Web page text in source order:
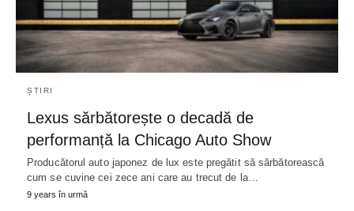
ȘTIRI
Lexus sărbătorește o decadă de
performanță la Chicago Auto Show
Producătorul auto japonez de lux este pregătit să sărbătorească
cum se cuvine cei zece ani care au trecut de la…
9 years în urmă